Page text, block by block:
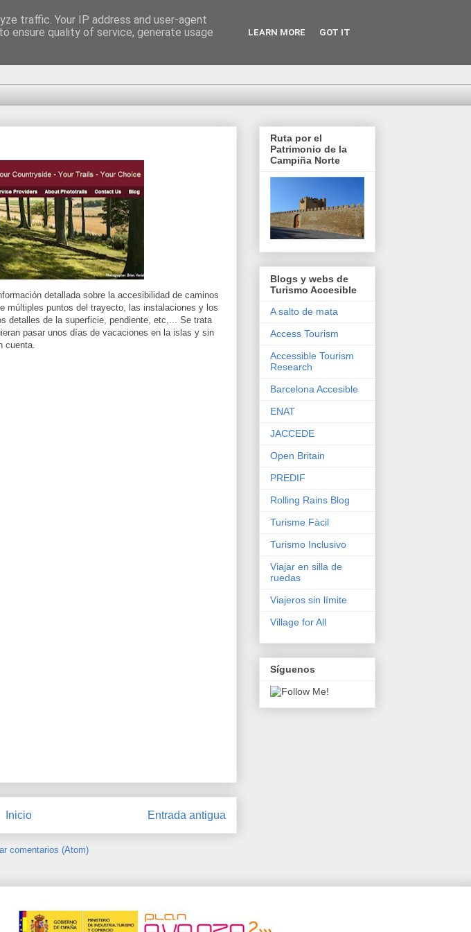
detallada sobre la accesibilidad de caminos
múltiples puntos del trayecto, las instalaciones y los
detalles de la superficie, pendiente, etc,... Se trata
pasar unos días de vacaciones en la islas y sin
cuenta.
Entrada antigua
Inicio
comentarios (Atom)
Ruta por el
Patrimonio de la
Campiña Norte
Blogs y webs de
Turismo Accesible
A salto de mata
Access Tourism
Accessible Tourism
Research
Barcelona Accesible
ENAT
JACCEDE
Open Britain
PREDIF
Rolling Rains Blog
Turisme Fàcil
Turismo Inclusivo
Viajar en silla de
ruedas
Viajeros sin límite
Village for All
Síguenos
traffic. Your IP address and user-agent
ensure quality of service, generate usage
LEARN MORE GOT IT